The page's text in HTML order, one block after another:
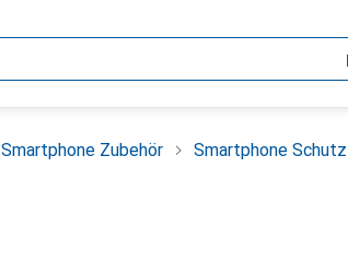
Smartphone Zubehör Smartphone Schutz